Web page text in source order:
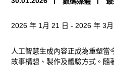
動
及
獎
2026 年 1月 21 日 - 2026 年 3
人工智慧生成內容正成為重塑當
故事構想、製作及體驗方式。隨